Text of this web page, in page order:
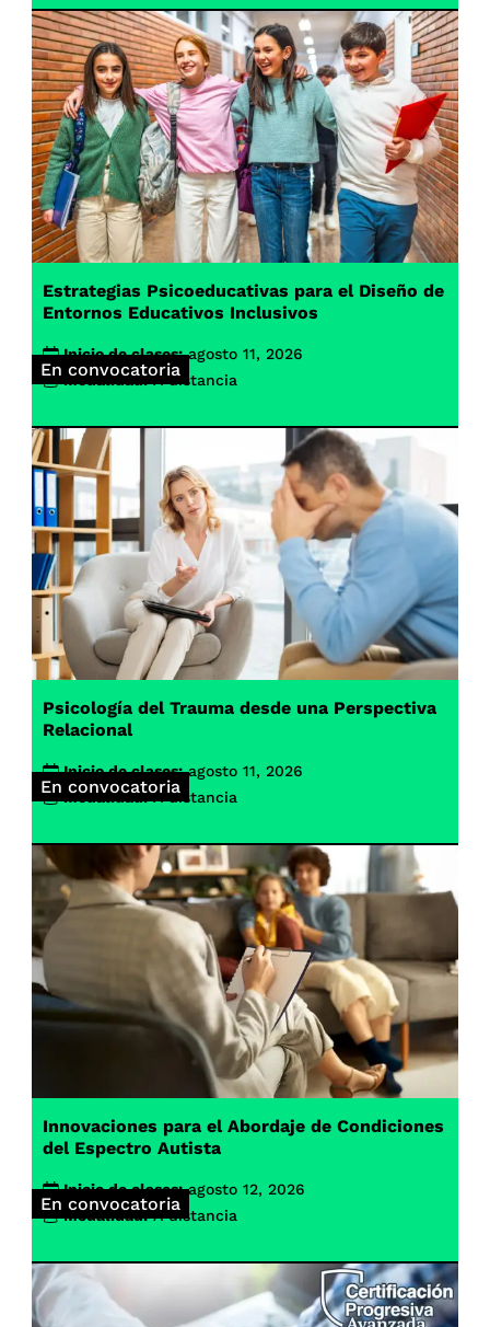
En convocatoria
Estrategias Psicoeducativas para el Diseño de
Entornos Educativos Inclusivos
Inicio de clases: agosto 11, 2026
Modalidad: A distancia
En convocatoria
Psicología del Trauma desde una Perspectiva
Relacional
Inicio de clases: agosto 11, 2026
Modalidad: A distancia
En convocatoria
Innovaciones para el Abordaje de Condiciones
del Espectro Autista
Inicio de clases: agosto 12, 2026
Modalidad: A distancia